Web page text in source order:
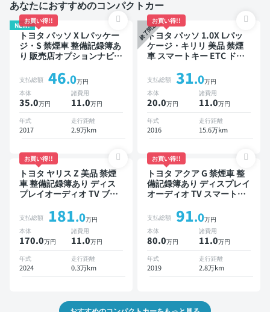
あなたにおすすめのコンパクトカー
NEW!
お買い得!!
トヨタ パッソ X Lパッケー
ジ・S 禁煙車 整備記録簿あ
り 販売店オプションナビ
クモニター ドライブレコー
ダー 衝突軽減
支払総額 46.0万円
本体
35.0万円
諸費用
11.0万円
年式
2017
走行距離
2.9万km
終了間近
お買い得!!
トヨタ パッソ 1.0X Lパッ
ケージ・キリリ 美品 禁煙
車 スマートキー ETC ドラ
支払総額 31.0万円
本体
20.0万円
諸費用
11.0万円
年式
2016
走行距離
15.6万km
お買い得!!
トヨタ ヤリス Z 美品 禁煙
車 整備記録簿あり ディス
プレイオーディオ TV ブラ
ートクルーズ スマートキー
ETC バックモニター 全方
位カメラ ドライブレコーダ
ー 衝突軽減
支払総額 181.0万円
本体
170.0万円
諸費用
11.0万円
年式
2024
走行距離
0.3万km
お買い得!!
トヨタ アクア G 禁煙車 整
備記録簿あり ディスプレイ
オーディオ TV スマートキ
突軽減
支払総額 91.0万円
本体
80.0万円
諸費用
11.0万円
年式
2019
走行距離
2.8万km